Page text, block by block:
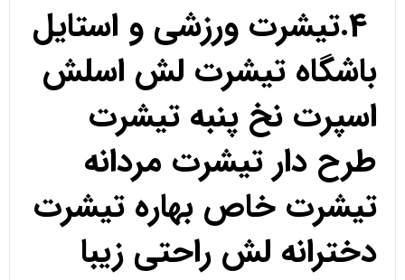
4.تیشرت ورزشی و استایل
باشگاه تیشرت لش اسلش
اسپرت نخ پنبه تیشرت
طرح دار تیشرت مردانه
تیشرت خاص بهاره تیشرت
دخترانه لش راحتی زیبا